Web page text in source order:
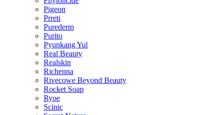
Pigeon
Prreti
Purederm
Purito
Pyunkang Yul
Real Beauty
Realskin
Richenna
Rivecowe Beyond Beauty
Rocket Soap
Ryoe
Scinic